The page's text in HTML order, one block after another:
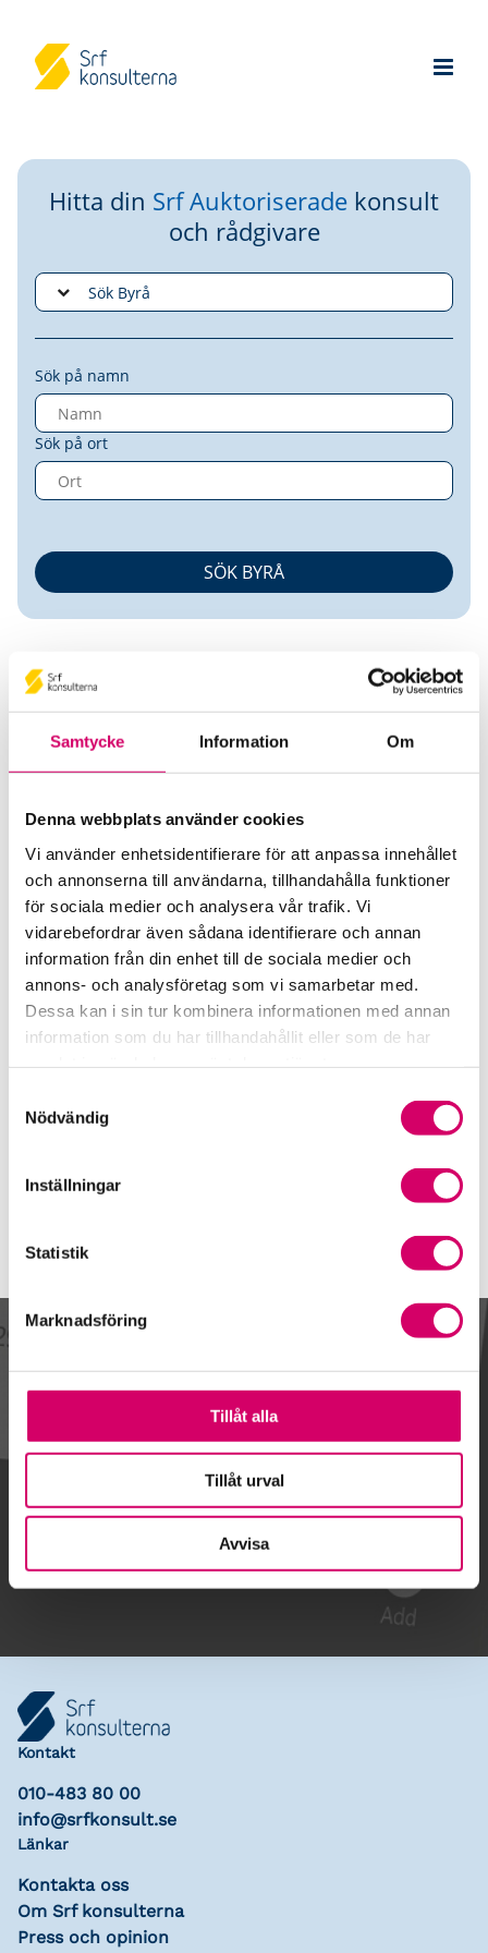
Samtycke Information Om
Denna webbplats använder cookies
Vi använder enhetsidentifierare för att anpassa innehållet
och annonserna till användarna, tillhandahålla funktioner
för sociala medier och analysera vår trafik. Vi
vidarebefordrar även sådana identifierare och annan
information från din enhet till de sociala medier och
annons- och analysföretag som vi samarbetar med.
Dessa kan i sin tur kombinera informationen med annan
information som du har tillhandahållit eller som de har
Nödvändig
Inställningar
Statistik
Marknadsföring
Tillåt alla
Tillåt urval
Avvisa
Hitta din Srf Auktoriserade konsult
och rådgivare
Sök på namn
Sök på ort
D Fred & Partners AB
Enköping
Telefon
0105850013
Mobiltelefon
070-058 50 13
Skicka e-post
Lägg till i kalender
Kontakt
010-483 80 00
info@srfkonsult.se
Länkar
Kontakta oss
Om Srf konsulterna
Press och opinion